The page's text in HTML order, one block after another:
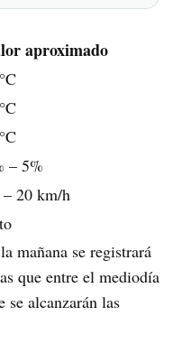
aproximado
– 5%
– 20 km/h
mañana se registrará
que entre el mediodía
se alcanzarán las